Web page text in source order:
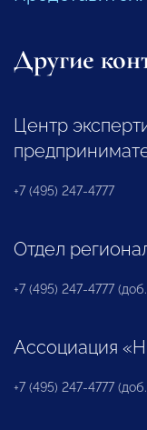
Другие
Центр
+7 (495) 247-4777
Отдел
+7 (495) 247-4777 (доб.
Ассоциация
+7 (495) 247-4777